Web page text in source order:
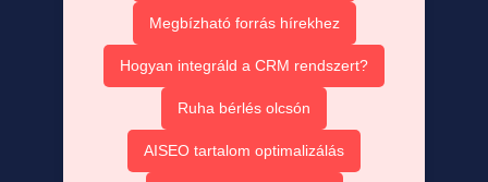
Megbízható forrás hírekhez
Hogyan integráld a CRM rendszert?
Ruha bérlés olcsón
AISEO tartalom optimalizálás